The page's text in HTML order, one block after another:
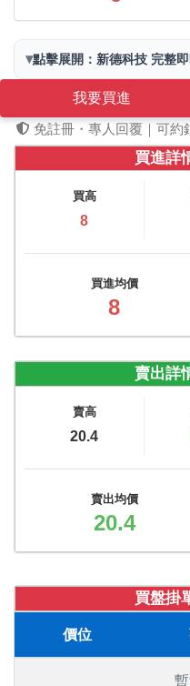
▾點擊展開：新德科技 完整
我要買進
免註冊・專人回覆｜可約
買進詳
買高
8
買進均價
8
賣出詳
賣高
20.4
賣出均價
20.4
買盤掛
價位